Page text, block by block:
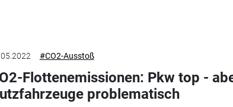
#CO2-Ausstoß
Flottenemissionen: Pkw top -
problematisch